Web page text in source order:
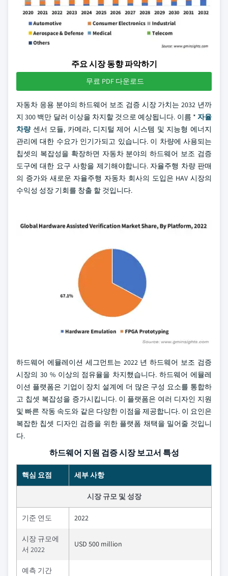
주요 시장 동향 파악하기
무료 PDF 다운로드
자동차 응용 분야의 하드웨어 보조 검증 시장 가치는 2032 년까
지 300 백만 달러 이상을 차지할 것으로 예상됩니다. 이름 * 자율
차량센서 모듈, 카메라, 디지털 제어 시스템 및 지능형 에너지
관리에 대한 수요가 인기가되고 있습니다. 이 차량에 사용되는
칩셋의 복잡성을 확장하면 자동차 분야의 하드웨어 보조 검증
도구에 대한 요구 사항을 제기해야합니다. 자율주행 차량 판매
의 증가와 새로운 자율주행 자동차 회사의 도입은 HAV 시장의
수익성 성장 기회를 창출 할 것입니다.
하드웨어 에뮬레이션 세그먼트는 2022 년 하드웨어 보조 검증
시장의 30 % 이상의 점유율을 차지했습니다. 하드웨어 에뮬레
이션 플랫폼은 기업이 장치 설계에 더 많은 구성 요소를 통합하
고 칩셋 복잡성을 증가시킵니다. 이 플랫폼은 여러 디자인 지원
및 빠른 작동 속도와 같은 다양한 이점을 제공합니다. 이 요인은
복잡한 칩셋 디자인 검증을 위한 플랫폼 채택을 밀어줄 것입니
다.
하드웨어 지원 검증 시장 보고서 특성
핵심 요점 세부 사항
시장 규모 및 성장
기준 연도 2022
시장 규모에
서 2022
USD 500 million
예측 기간